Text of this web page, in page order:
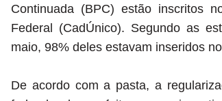
Continuada (BPC) estão inscritos
Federal (CadÚnico). Segundo as
maio, 98% deles estavam inseridos
De acordo com a pasta, a